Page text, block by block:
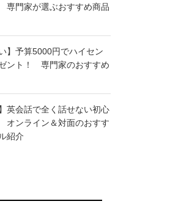
専門家が選ぶおすすめ商品
】予算5000円でハイセン
ント！ 専門家のおすすめ
英会話で全く話せない初心
ンライン＆対面のおすす
紹介